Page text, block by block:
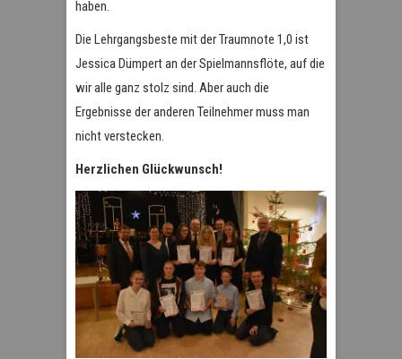
haben.
Die Lehrgangsbeste mit der Traumnote 1,0 ist
Jessica Dümpert an der Spielmannsflöte, auf die
wir alle ganz stolz sind. Aber auch die
Ergebnisse der anderen Teilnehmer muss man
nicht verstecken.
Herzlichen Glückwunsch!